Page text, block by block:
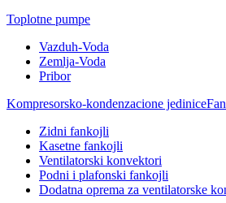
Toplotne pumpe
Vazduh-Voda
Zemlja-Voda
Pribor
Kompresorsko-kondenzacione jedinice
Zidni fankojli
Kasetne fankojli
Ventilatorski konvektori
Podni i plafonski fankojli
Dodatna oprema za ventilatorske